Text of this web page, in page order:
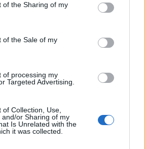
of the Sharing of my
of the Sale of my
of processing my
Targeted Advertising.
Collection, Use,
and/or Sharing of my
Is Unrelated with the
it was collected.
Raros cercanos
del Pantalón de Chándal